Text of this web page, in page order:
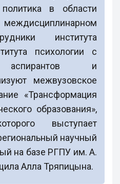
политика в области
института
психологии с
аспирантов и
межвузовское
«Трансформация
образования»,
выступает
научный
на базе РГПУ им. А.
Алла Тряпицына.